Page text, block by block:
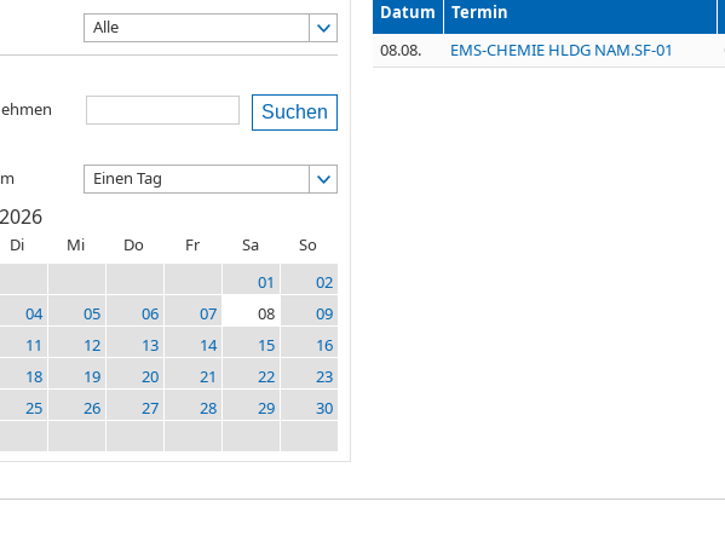
Alle
Suchen
Einen Tag
Di Mi Do Fr Sa
So
01
02
04 05 06 07 08
09
11 12 13 14 15
16
18 19 20 21 22
23
25 26 27 28 29
30
Datum Termin
08.08.
EMS-CHEMIE HLDG NAM.SF-01